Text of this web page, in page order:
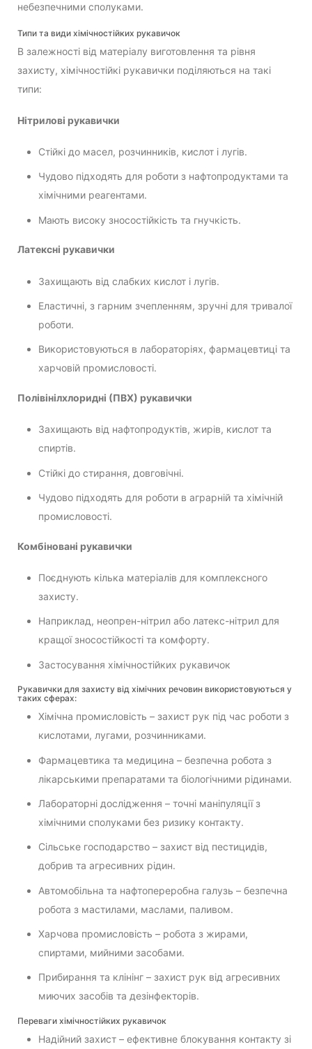
небезпечними сполуками.
Типи та види хімічностійких рукавичок
В залежності від матеріалу виготовлення та рівня
захисту, хімічностійкі рукавички поділяються на такі
типи:
Нітрилові рукавички
Стійкі до масел, розчинників, кислот і лугів.
Чудово підходять для роботи з нафтопродуктами та
хімічними реагентами.
Мають високу зносостійкість та гнучкість.
Латексні рукавички
Захищають від слабких кислот і лугів.
Еластичні, з гарним зчепленням, зручні для тривалої
роботи.
Використовуються в лабораторіях, фармацевтиці та
харчовій промисловості.
Полівінілхлоридні (ПВХ) рукавички
Захищають від нафтопродуктів, жирів, кислот та
спиртів.
Стійкі до стирання, довговічні.
Чудово підходять для роботи в аграрній та хімічній
промисловості.
Комбіновані рукавички
Поєднують кілька матеріалів для комплексного
захисту.
Наприклад, неопрен-нітрил або латекс-нітрил для
кращої зносостійкості та комфорту.
Застосування хімічностійких рукавичок
Рукавички для захисту від хімічних речовин використовуються у
таких сферах:
Хімічна промисловість – захист рук під час роботи з
кислотами, лугами, розчинниками.
Фармацевтика та медицина – безпечна робота з
лікарськими препаратами та біологічними рідинами.
Лабораторні дослідження – точні маніпуляції з
хімічними сполуками без ризику контакту.
Сільське господарство – захист від пестицидів,
добрив та агресивних рідин.
Автомобільна та нафтопереробна галузь – безпечна
робота з мастилами, маслами, паливом.
Харчова промисловість – робота з жирами,
спиртами, мийними засобами.
Прибирання та клінінг – захист рук від агресивних
миючих засобів та дезінфекторів.
Переваги хімічностійких рукавичок
Надійний захист – ефективне блокування контакту зі